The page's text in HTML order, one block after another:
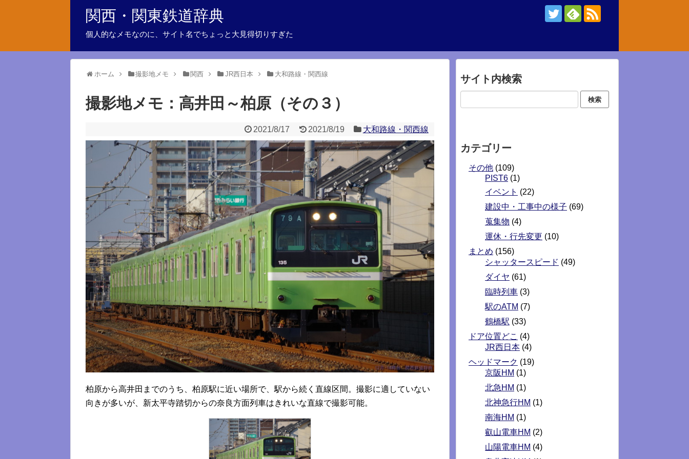
関西・関東鉄道辞典
個人的なメモなのに、サイト名でちょっと大見得切りすぎた
ホーム 撮影地メモ 関西 JR西日本 大和路線・関西線
撮影地メモ：高井田～柏原（その３）
2021/8/17 2021/8/19 大和路線・関西線
柏原から高井田までのうち、柏原駅に近い場所で、駅から続く直線区間。撮影に適していない
向きが多いが、新太平寺踏切からの奈良方面列車はきれいな直線で撮影可能。
サイト内検索
カテゴリー
その他 (109)
PIST6 (1)
イベント (22)
建設中・工事中の様子 (69)
蒐集物 (4)
運休・行先変更 (10)
まとめ (156)
シャッタースピード (49)
ダイヤ (61)
臨時列車 (3)
駅のATM (7)
鶴橋駅 (33)
ドア位置どこ (4)
JR西日本 (4)
ヘッドマーク (19)
京阪HM (1)
北急HM (1)
北神急行HM (1)
南海HM (1)
叡山電車HM (2)
山陽電車HM (4)